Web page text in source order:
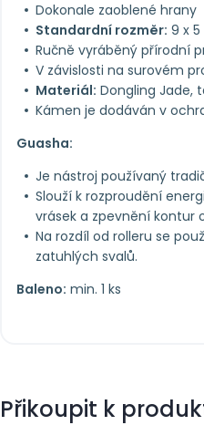
Dokonale zaoblené hrany
Standardní rozměr: 9 x
Ručně vyráběný přírodní
V závislosti na surovém
Materiál: Dongling Jade,
Kámen je dodáván v
Guasha:
Je nástroj používaný
Slouží k rozproudění
vrásek a zpevnění kontur
Na rozdíl od rolleru se
zatuhlých svalů.
Baleno: min. 1 ks
Přikoupit k